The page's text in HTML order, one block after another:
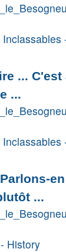
... C'est
...
...
History